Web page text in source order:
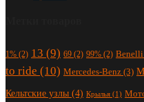
1% (2) 13 (9) 69 (2) 99% (2) Benelli
to ride (10) Mercedes-Benz (3)
Кельтские узлы (4) Крылья (1)